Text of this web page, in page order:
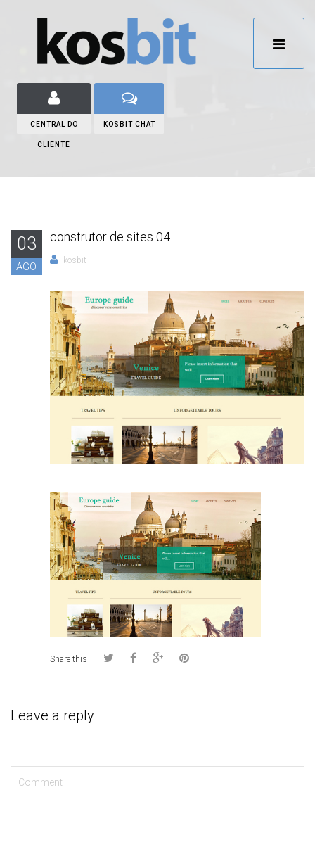
CENTRAL DO
CLIENTE
KOSBIT CHAT
03
AGO
construtor de sites 04
kosbit
Share this
Leave a reply